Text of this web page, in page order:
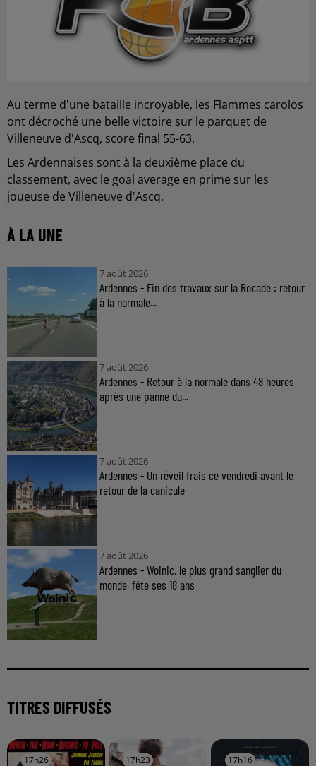
Au terme d'une bataille incroyable, les Flammes carolos
ont décroché une belle victoire sur le parquet de
Villeneuve d'Ascq, score final 55-63.
Les Ardennaises sont à la deuxième place du
classement, avec le goal average en prime sur les
joueuse de Villeneuve d'Ascq.
À LA UNE
7 août 2026
Ardennes - Fin des travaux sur la Rocade : retour
à la normale...
7 août 2026
Ardennes - Retour à la normale dans 48 heures
après une panne du...
7 août 2026
Ardennes - Un réveil frais ce vendredi avant le
retour de la canicule
7 août 2026
Ardennes - Woinic, le plus grand sanglier du
monde, fête ses 18 ans
TITRES DIFFUSÉS
17h26
17h26 17h23
17h23 17h16
17h16